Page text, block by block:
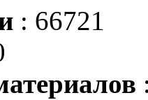
: 66721